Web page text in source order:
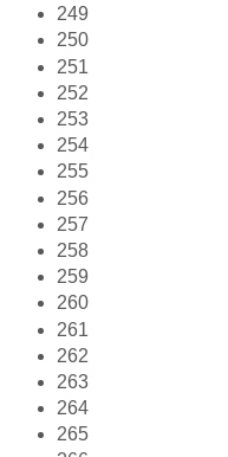
249
250
251
252
253
254
255
256
257
258
259
260
261
262
263
264
265